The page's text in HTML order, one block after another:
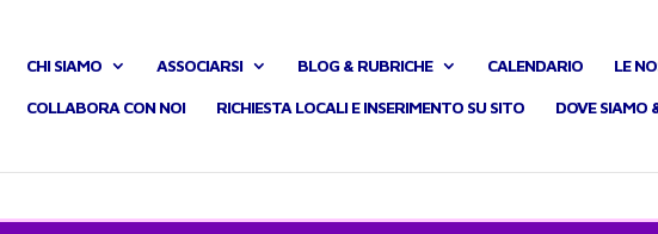
CHI SIAMO ASSOCIARSI BLOG & RUBRICHE CALENDARIO LE
COLLABORA CON NOI RICHIESTA LOCALI E INSERIMENTO SU SITO DOVE SIAMO